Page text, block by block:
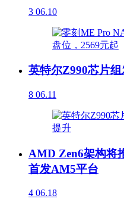
3 06.10
英特尔Z990芯片
8 06.11
AMD Zen6架构将
首发AM5平台
4 06.18